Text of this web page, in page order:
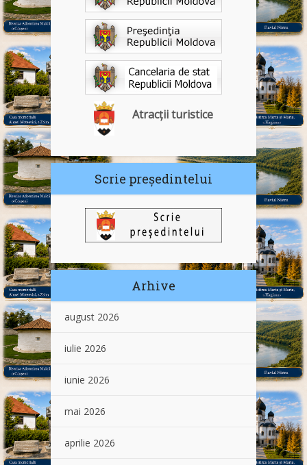
Atracții turistice
Scrie președintelui
Arhive
august 2026
iulie 2026
iunie 2026
mai 2026
aprilie 2026